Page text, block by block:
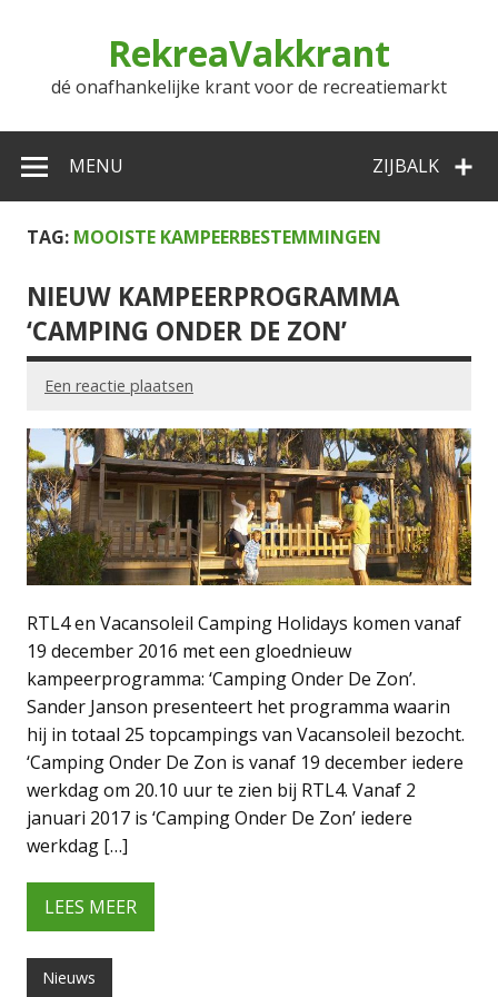
RekreaVakkrant
dé onafhankelijke krant voor de recreatiemarkt
ZIJBALK
MENU
TAG: MOOISTE KAMPEERBESTEMMINGEN
NIEUW KAMPEERPROGRAMMA
‘CAMPING ONDER DE ZON’
Een reactie plaatsen
RTL4 en Vacansoleil Camping Holidays komen vanaf
19 december 2016 met een gloednieuw
kampeerprogramma: ‘Camping Onder De Zon’.
Sander Janson presenteert het programma waarin
hij in totaal 25 topcampings van Vacansoleil bezocht.
‘Camping Onder De Zon is vanaf 19 december iedere
werkdag om 20.10 uur te zien bij RTL4. Vanaf 2
januari 2017 is ‘Camping Onder De Zon’ iedere
werkdag […]
LEES MEER
Nieuws